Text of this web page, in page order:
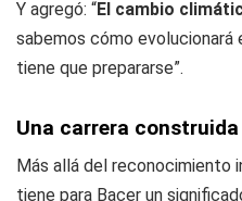
Y agregó: “El cambio
sabemos cómo
tiene que prepararse”.
Una carrera
Más allá del reconocimiento
tiene para Bacer un